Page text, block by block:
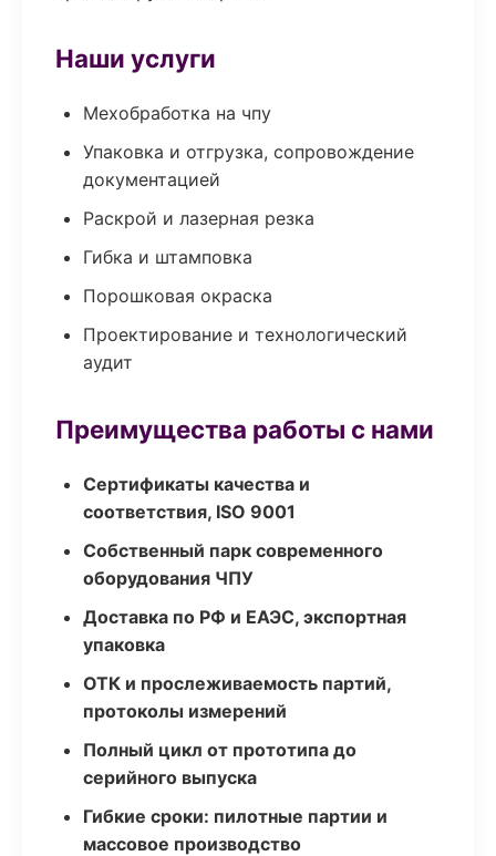
Наши услуги
Мехобработка на чпу
Упаковка и отгрузка, сопровождение
документацией
Раскрой и лазерная резка
Гибка и штамповка
Порошковая окраска
Проектирование и технологический
аудит
Преимущества работы с нами
Сертификаты качества и
соответствия, ISO 9001
Собственный парк современного
оборудования ЧПУ
Доставка по РФ и ЕАЭС, экспортная
упаковка
ОТК и прослеживаемость партий,
протоколы измерений
Полный цикл от прототипа до
серийного выпуска
Гибкие сроки: пилотные партии и
массовое производство